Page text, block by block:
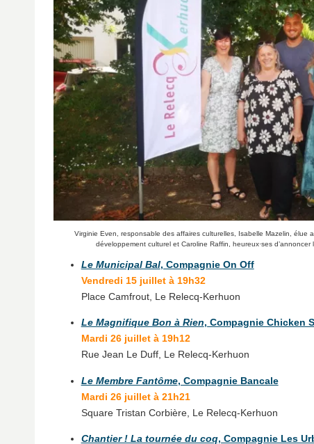
Virginie Even, responsable des affaires culturelles, Isabelle Mazelin, élue
développement culturel et Caroline Raffin, heureux·ses
Le Municipal Bal, Compagnie On Off
Vendredi 15 juillet à 19h32
Place Camfrout, Le Relecq-Kerhuon
Le Magnifique Bon à Rien, Compagnie Chicken
Mardi 26 juillet à 19h12
Rue Jean Le Duff, Le Relecq-Kerhuon
Le Membre Fantôme, Compagnie Bancale
Mardi 26 juillet à 21h21
Square Tristan Corbière, Le Relecq-Kerhuon
Chantier ! La tournée du coq, Compagnie Les